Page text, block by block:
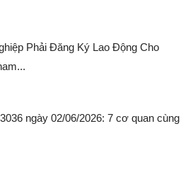
Phải Đăng Ký Lao Động Cho
ngày 02/06/2026: 7 cơ quan cùng